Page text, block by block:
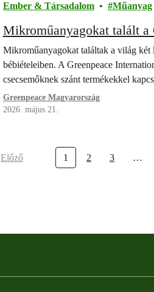
Ember & Társadalom Műanyag
Mikroműanyagokat talált a
Mikroműanyagokat találtak a világ két
bébiételeiben. A Greenpeace
csecsemőknek szánt termékekkel
Greenpeace Magyarország
2026. május 21.
Előző 1 2 3 …